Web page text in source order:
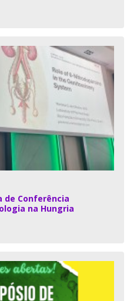
de Conferência
na Hungria